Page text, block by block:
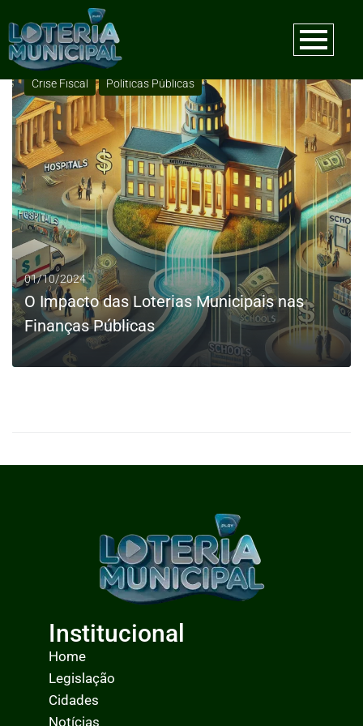
Tag:
Crise Fiscal Políticas Públicas
01/10/2024
O Impacto das Loterias Municipais nas
Finanças Públicas
0
Institucional
Home
Legislação
Cidades
Notícias